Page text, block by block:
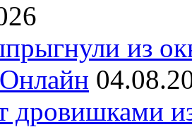
из
дровишками